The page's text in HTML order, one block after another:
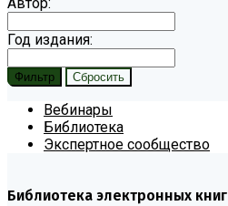
Год издания:
Вебинары
Библиотека
Экспертное сообщество
Библиотека электронных книг